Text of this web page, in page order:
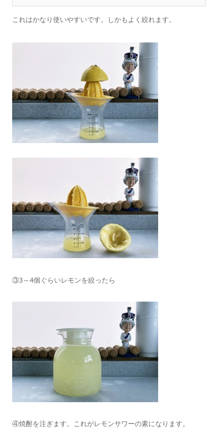
これはかなり使いやすいです。しかもよく絞れます。
③3～4個ぐらいレモンを絞ったら
④焼酎を注ぎます。これがレモンサワーの素になります。